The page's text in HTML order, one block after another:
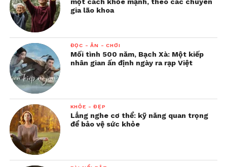
gia lão khoa
ĐỌC - ĂN - CHƠI
Mối tình 500 năm, Bạch Xà: Một kiếp
nhân gian ấn định ngày ra rạp Việt
KHỎE - ĐẸP
Lắng nghe cơ thể: kỹ năng quan trọng
để bảo vệ sức khỏe